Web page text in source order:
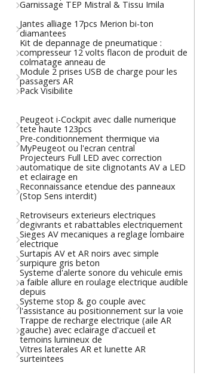
Garnissage TEP Mistral & Tissu Imila
Jantes alliage 17pcs Merion bi-ton
diamantees
Kit de depannage de pneumatique :
compresseur 12 volts flacon de produit de
colmatage anneau de
Module 2 prises USB de charge pour les
passagers AR
Pack Visibilite
Peugeot i-Cockpit avec dalle numerique
tete haute 123pcs
Pre-conditionnement thermique via
MyPeugeot ou l'ecran central
Projecteurs Full LED avec correction
automatique de site clignotants AV a LED
et eclairage en
Reconnaissance etendue des panneaux
(Stop Sens interdit)
Retroviseurs exterieurs electriques
degivrants et rabattables electriquement
Sieges AV mecaniques a reglage lombaire
electrique
Surtapis AV et AR noirs avec simple
surpiqure gris beton
Systeme d'alerte sonore du vehicule emis
a faible allure en roulage electrique audible
depuis
Systeme stop & go couple avec
l'assistance au positionnement sur la voie
Trappe de recharge electrique (aile AR
gauche) avec eclairage d'accueil et
temoins lumineux de
Vitres laterales AR et lunette AR
surteintees